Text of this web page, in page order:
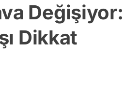
Değişiyor:
Dikkat